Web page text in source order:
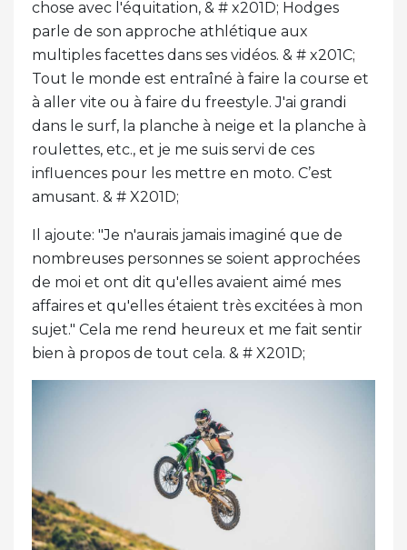
chose avec l'équitation, & # x201D; Hodges
parle de son approche athlétique aux
multiples facettes dans ses vidéos. & # x201C;
Tout le monde est entraîné à faire la course et
à aller vite ou à faire du freestyle. J'ai grandi
dans le surf, la planche à neige et la planche à
roulettes, etc., et je me suis servi de ces
influences pour les mettre en moto. C’est
amusant. & # X201D;
Il ajoute: "Je n'aurais jamais imaginé que de
nombreuses personnes se soient approchées
de moi et ont dit qu'elles avaient aimé mes
affaires et qu'elles étaient très excitées à mon
sujet." Cela me rend heureux et me fait sentir
bien à propos de tout cela. & # X201D;